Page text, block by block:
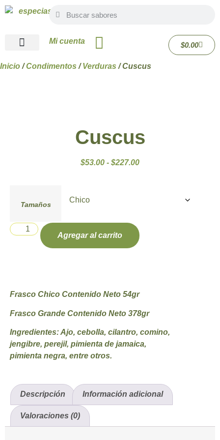
Mi cuenta $0.00
Inicio /Condimentos /Verduras / Cuscus
Cuscus
$53.00 - $227.00
Tamaños
Agregar al carrito
Frasco Chico Contenido Neto 54gr
Frasco Grande Contenido Neto 378gr
Ingredientes:Ajo, cebolla, cilantro, comino,
jengibre, perejil, pimienta de jamaica,
pimienta negra, entre otros.
Descripción Información adicional
Valoraciones (0)